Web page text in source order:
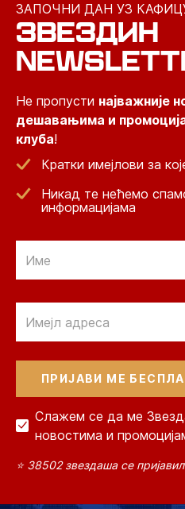
ЗАПОЧНИ ДАН УЗ
ЗВЕЗДИН
Не пропусти најважније
дешавањима и
клуба!
Кратки имејлови за
Никад те нећемо
информацијама
Слажем се да ме
новостима и
⭐ 38502 звездаша се